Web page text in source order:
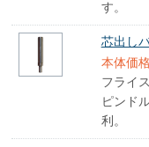
す。
芯出し
本体価
フライ
ピンド
利。